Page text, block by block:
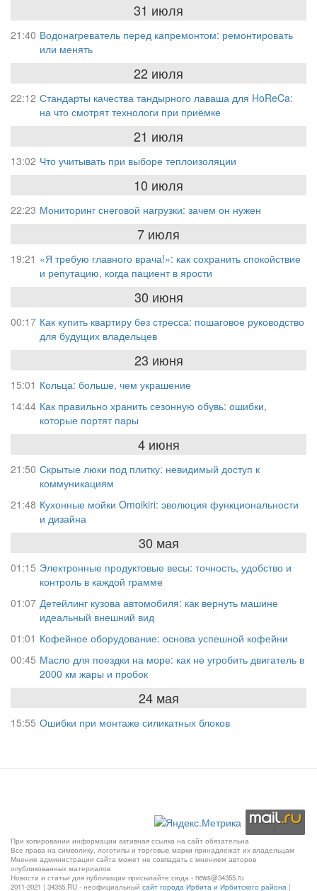
31 июля
21:40 Водонагреватель перед капремонтом: ремонтировать
или менять
22 июля
22:12 Стандарты качества тандырного лаваша для HoReCa:
на что смотрят технологи при приёмке
21 июля
13:02 Что учитывать при выборе теплоизоляции
10 июля
22:23 Мониторинг снеговой нагрузки: зачем он нужен
7 июля
19:21 «Я требую главного врача!»: как сохранить спокойствие
и репутацию, когда пациент в ярости
30 июня
00:17 Как купить квартиру без стресса: пошаговое руководство
для будущих владельцев
23 июня
15:01 Кольца: больше, чем украшение
14:44 Как правильно хранить сезонную обувь: ошибки,
которые портят пары
4 июня
21:50 Скрытые люки под плитку: невидимый доступ к
коммуникациям
21:48 Кухонные мойки Omoikiri: эволюция функциональности
и дизайна
30 мая
01:15 Электронные продуктовые весы: точность, удобство и
контроль в каждой грамме
01:07 Детейлинг кузова автомобиля: как вернуть машине
идеальный внешний вид
01:01 Кофейное оборудование: основа успешной кофейни
00:45 Масло для поездки на море: как не угробить двигатель в
2000 км жары и пробок
24 мая
15:55 Ошибки при монтаже силикатных блоков
При копировании информации активная ссылка на сайт обязательна
Все права на символику, логотипы и торговые марки принадлежат их владельцам
Мнение администрации сайта может не совпадать с мнением авторов
опубликованных материалов
Новости и статьи для публикации присылайте сюда - news@34355.ru
2011-2021 | 34355.RU - неофициальный сайт города Ирбита и Ирбитского района |